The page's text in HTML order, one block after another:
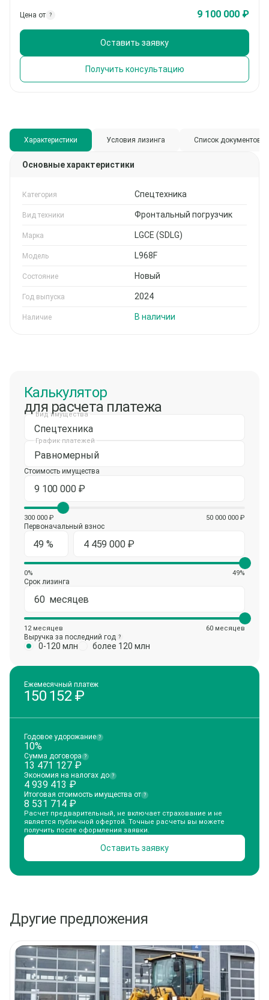
Цена от ? 9 100 000 ₽
Оставить заявку
Получить консультацию
Характеристики Условия лизинга Список документов
Основные характеристики
Категория Спецтехника
Вид техники Фронтальный погрузчик
Марка LGCE (SDLG)
Модель L968F
Состояние Новый
Год выпуска 2024
Наличие В наличии
Калькулятор
для расчета платежа
Спецтехника
Вид имущества
Равномерный
График платежей
Стоимость имущества
300 000 ₽ 50 000 000 ₽
Первоначальный взнос
0% 49%
Срок лизинга
12 месяцев 60 месяцев
Выручка за последний год ?
0-120 млн более 120 млн
Ежемесячный платеж
150 152₽
Годовое удорожание ?
10%
Сумма договора ?
13 471 127 ₽
Экономия на налогах до ?
4 939 413 ₽
Итоговая стоимость имущества от ?
8 531 714 ₽
Расчет предварительный, не включает страхование и не
является публичной офертой. Точные расчеты вы можете
получить после оформления заявки.
Оставить заявку
Другие предложения